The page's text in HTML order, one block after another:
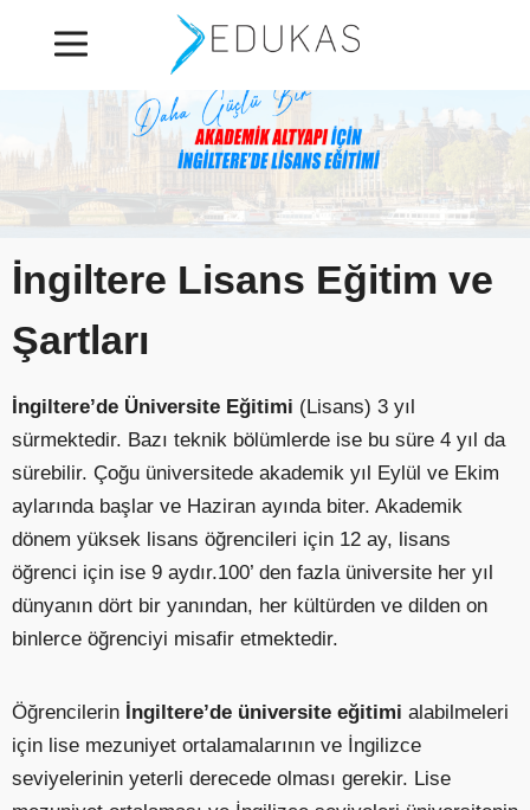
İngiltere Lisans Eğitim ve
Şartları
İngiltere’de Üniversite Eğitimi (Lisans) 3 yıl
sürmektedir. Bazı teknik bölümlerde ise bu süre 4 yıl da
sürebilir. Çoğu üniversitede akademik yıl Eylül ve Ekim
aylarında başlar ve Haziran ayında biter. Akademik
dönem yüksek lisans öğrencileri için 12 ay, lisans
öğrenci için ise 9 aydır.100’ den fazla üniversite her yıl
dünyanın dört bir yanından, her kültürden ve dilden on
binlerce öğrenciyi misafir etmektedir.
Öğrencilerin İngiltere’de üniversite eğitimi alabilmeleri
için lise mezuniyet ortalamalarının ve İngilizce
seviyelerinin yeterli derecede olması gerekir. Lise